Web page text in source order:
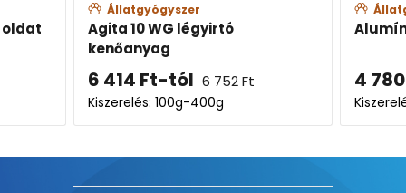
oldat
Állatgyógyszer
Agita 10 WG légyirtó
kenőanyag
6 414 Ft-tól 6 752Ft
Kiszerelés: 100g-400g
4 780